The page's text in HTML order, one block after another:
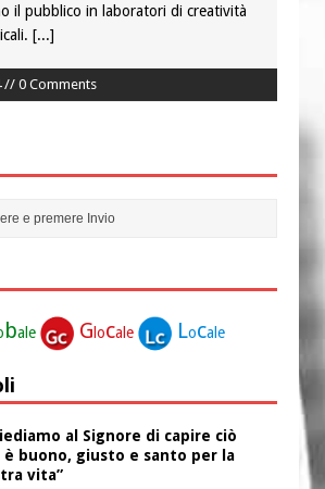
il pubblico in laboratori di creatività
[...]
// 0 Comments
bale Glocale Locale
al Signore di capire ciò
è buono, giusto e santo per la
vita”